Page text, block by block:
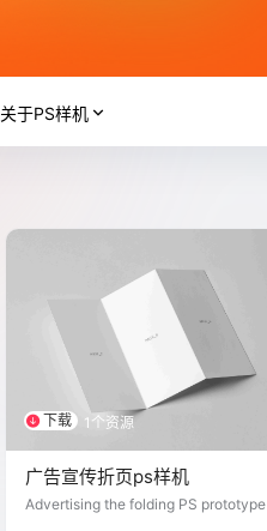
关于PS样机
下载 1个资源
广告宣传折页ps样机
Advertising the folding PS prototype